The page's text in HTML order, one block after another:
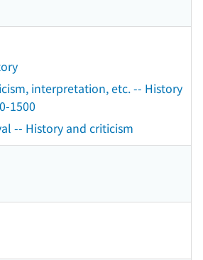
interpretation, etc. -- History
1500
-- History and criticism